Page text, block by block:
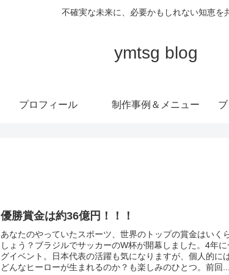
不確実な未来に、必要かもしれない知恵を
ymtsg blog
プロフィール 制作事例＆メニュー
優勝賞金は約36億円！！！
あなたのやっていたスポーツ、世界のトップの賞金はいく
しょう？ブラジルでサッカーのW杯が開幕しました。4年に
グイベント。日本代表の活躍も気になりますが、個人的に
どんなヒーローが生まれるのか？も楽しみのひとつ。前回...